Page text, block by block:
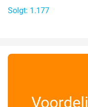
Solgt: 1.177